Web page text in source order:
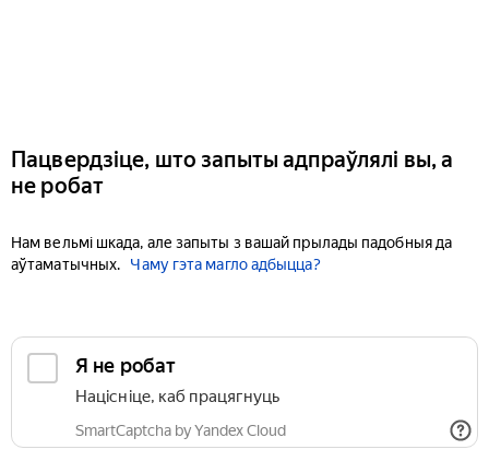
Пацвердзіце, што запыты адпраўлялі вы, а
не робат
Нам вельмі шкада, але запыты з вашай прылады падобныя да
аўтаматычных.
Чаму гэта магло адбыцца?
Я не робат
Націсніце, каб працягнуць
SmartCaptcha by Yandex Cloud